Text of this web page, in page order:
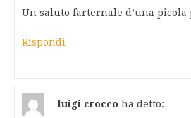
Un saluto farternale d’una picola
Rispondi
luigi crocco ha detto: